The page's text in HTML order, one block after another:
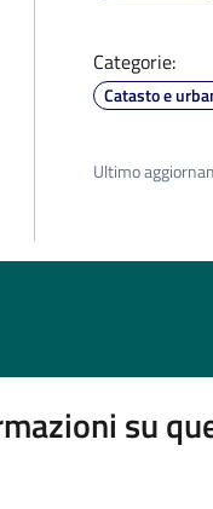
Categorie:
Catasto e
Ultimo
su